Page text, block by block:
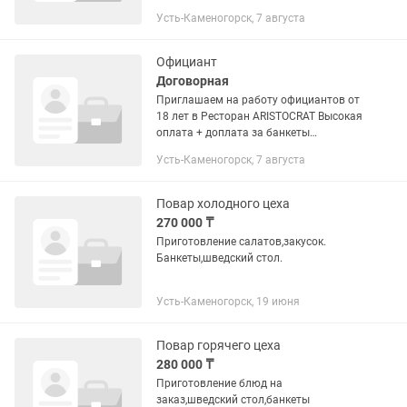
вредных привычек - с опытом работы -
Усть-Каменогорск, 7 августа
Официант
Договорная
Приглашаем на работу официантов от
18 лет в Ресторан ARISTOCRAT Высокая
оплата + доплата за банкеты
вредных привычек - с опытом работы -
Усть-Каменогорск, 7 августа
Повар холодного цеха
270 000 ₸
Приготовление салатов,закусок.
Банкеты,шведский стол.
Усть-Каменогорск, 19 июня
Повар горячего цеха
280 000 ₸
Приготовление блюд на
заказ,шведский стол,банкеты